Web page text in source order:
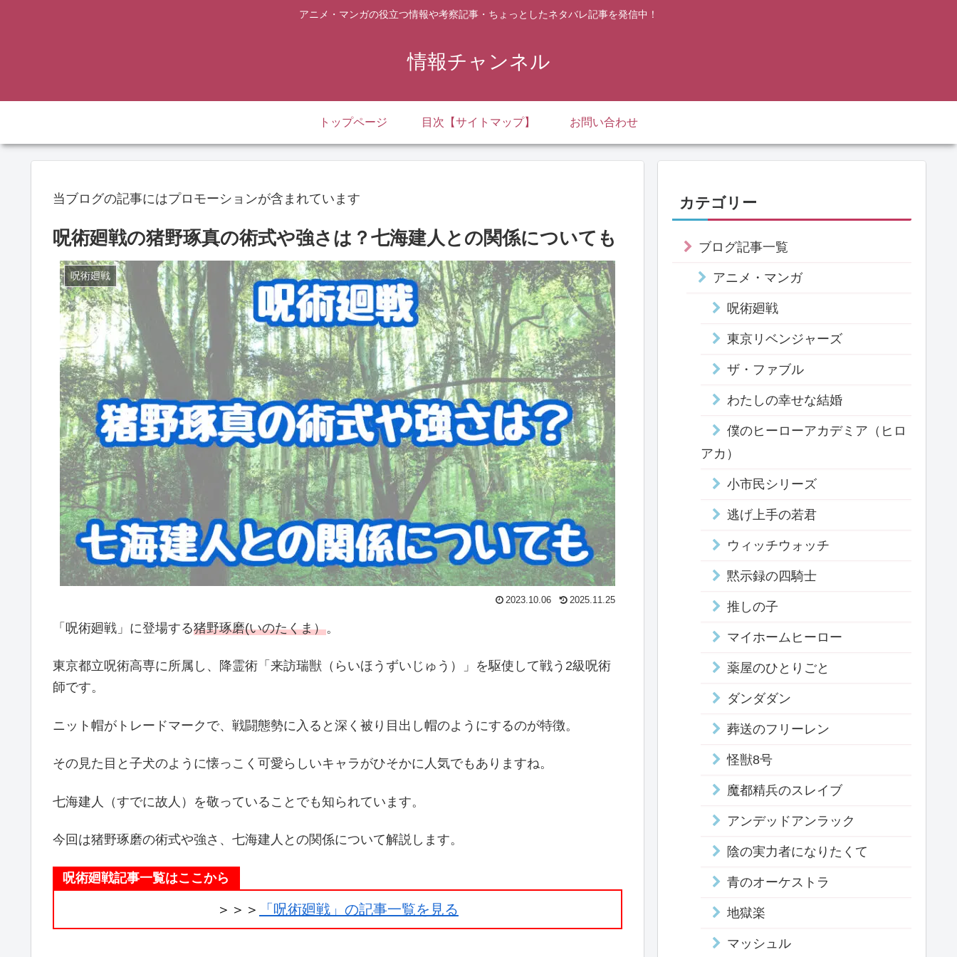
アニメ・マンガの役立つ情報や考察記事・ちょっとしたネタバレ記事を発信中！
情報チャンネル
トップページ 目次【サイトマップ】 お問い合わせ
当ブログの記事にはプロモーションが含まれています
呪術廻戦の猪野琢真の術式や強さは？七海建人との関係についても
呪術廻戦
2023.10.06 2025.11.25
「呪術廻戦」に登場する猪野琢磨(いのたくま）。
東京都立呪術高専に所属し、降霊術「来訪瑞獣（らいほうずいじゅう）」を駆使して戦う2級呪術
師です。
ニット帽がトレードマークで、戦闘態勢に入ると深く被り目出し帽のようにするのが特徴。
その見た目と子犬のように懐っこく可愛らしいキャラがひそかに人気でもありますね。
七海建人（すでに故人）を敬っていることでも知られています。
今回は猪野琢磨の術式や強さ、七海建人との関係について解説します。
呪術廻戦記事一覧はここから
＞＞＞ 「呪術廻戦」の記事一覧を見る
カテゴリー
ブログ記事一覧
アニメ・マンガ
呪術廻戦
東京リベンジャーズ
ザ・ファブル
わたしの幸せな結婚
僕のヒーローアカデミア（ヒロ
アカ）
小市民シリーズ
逃げ上手の若君
ウィッチウォッチ
黙示録の四騎士
推しの子
マイホームヒーロー
薬屋のひとりごと
ダンダダン
葬送のフリーレン
怪獣8号
魔都精兵のスレイブ
アンデッドアンラック
陰の実力者になりたくて
青のオーケストラ
地獄楽
マッシュル